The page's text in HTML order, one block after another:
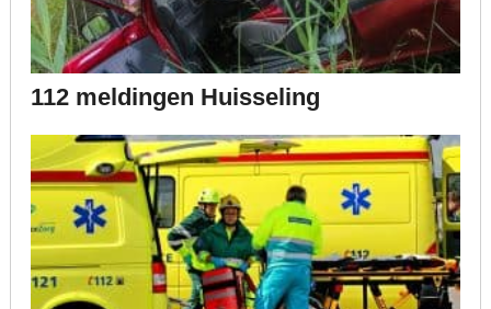
112 meldingen Huisseling